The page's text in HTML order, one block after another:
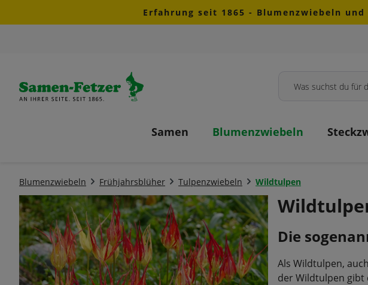
Zur Hauptnavigation springenErfahrung seit 1865 - Blumenzwiebeln
Samen Blumenzwiebeln
Blumenzwiebeln Frühjahrsblüher Tulpenzwiebeln Wildtulpen
Die
Als Wildtulpen,
der Wildtulpen gibt